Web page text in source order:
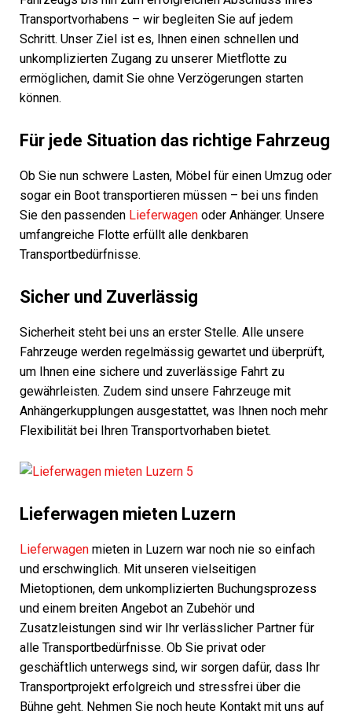
Transportvorhabens – wir begleiten Sie auf jedem
Schritt. Unser Ziel ist es, Ihnen einen schnellen und
unkomplizierten Zugang zu unserer Mietflotte zu
ermöglichen, damit Sie ohne Verzögerungen starten
können.
Für jede Situation das richtige Fahrzeug
Ob Sie nun schwere Lasten, Möbel für einen Umzug oder
sogar ein Boot transportieren müssen – bei uns finden
Sie den passenden Lieferwagen oder Anhänger. Unsere
umfangreiche Flotte erfüllt alle denkbaren
Transportbedürfnisse.
Sicher und Zuverlässig
Sicherheit steht bei uns an erster Stelle. Alle unsere
Fahrzeuge werden regelmässig gewartet und überprüft,
um Ihnen eine sichere und zuverlässige Fahrt zu
gewährleisten. Zudem sind unsere Fahrzeuge mit
Anhängerkupplungen ausgestattet, was Ihnen noch mehr
Flexibilität bei Ihren Transportvorhaben bietet.
Lieferwagen mieten Luzern
Lieferwagen mieten in Luzern war noch nie so einfach
und erschwinglich. Mit unseren vielseitigen
Mietoptionen, dem unkomplizierten Buchungsprozess
und einem breiten Angebot an Zubehör und
Zusatzleistungen sind wir Ihr verlässlicher Partner für
alle Transportbedürfnisse. Ob Sie privat oder
geschäftlich unterwegs sind, wir sorgen dafür, dass Ihr
Transportprojekt erfolgreich und stressfrei über die
Bühne geht. Nehmen Sie noch heute Kontakt mit uns auf